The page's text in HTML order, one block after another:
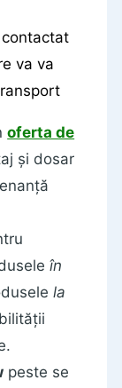
va va
oferta de
și dosar
în
la
peste se